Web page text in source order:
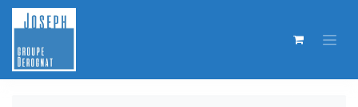
Se rendre au contenu